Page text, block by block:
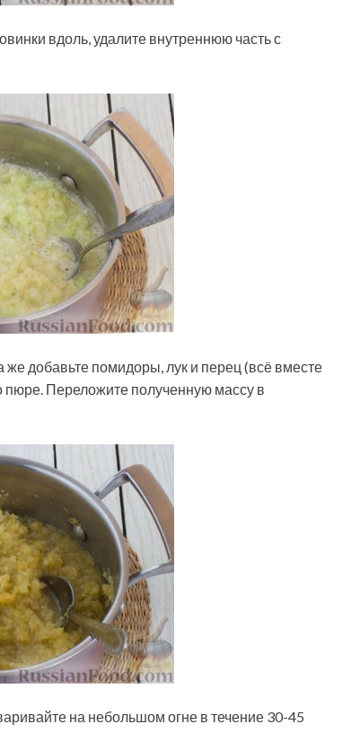
вдоль, удалите внутреннюю часть с
добавьте помидоры, лук и перец (всё вместе
пюре. Переложите полученную массу в
на небольшом огне в течение 30-45